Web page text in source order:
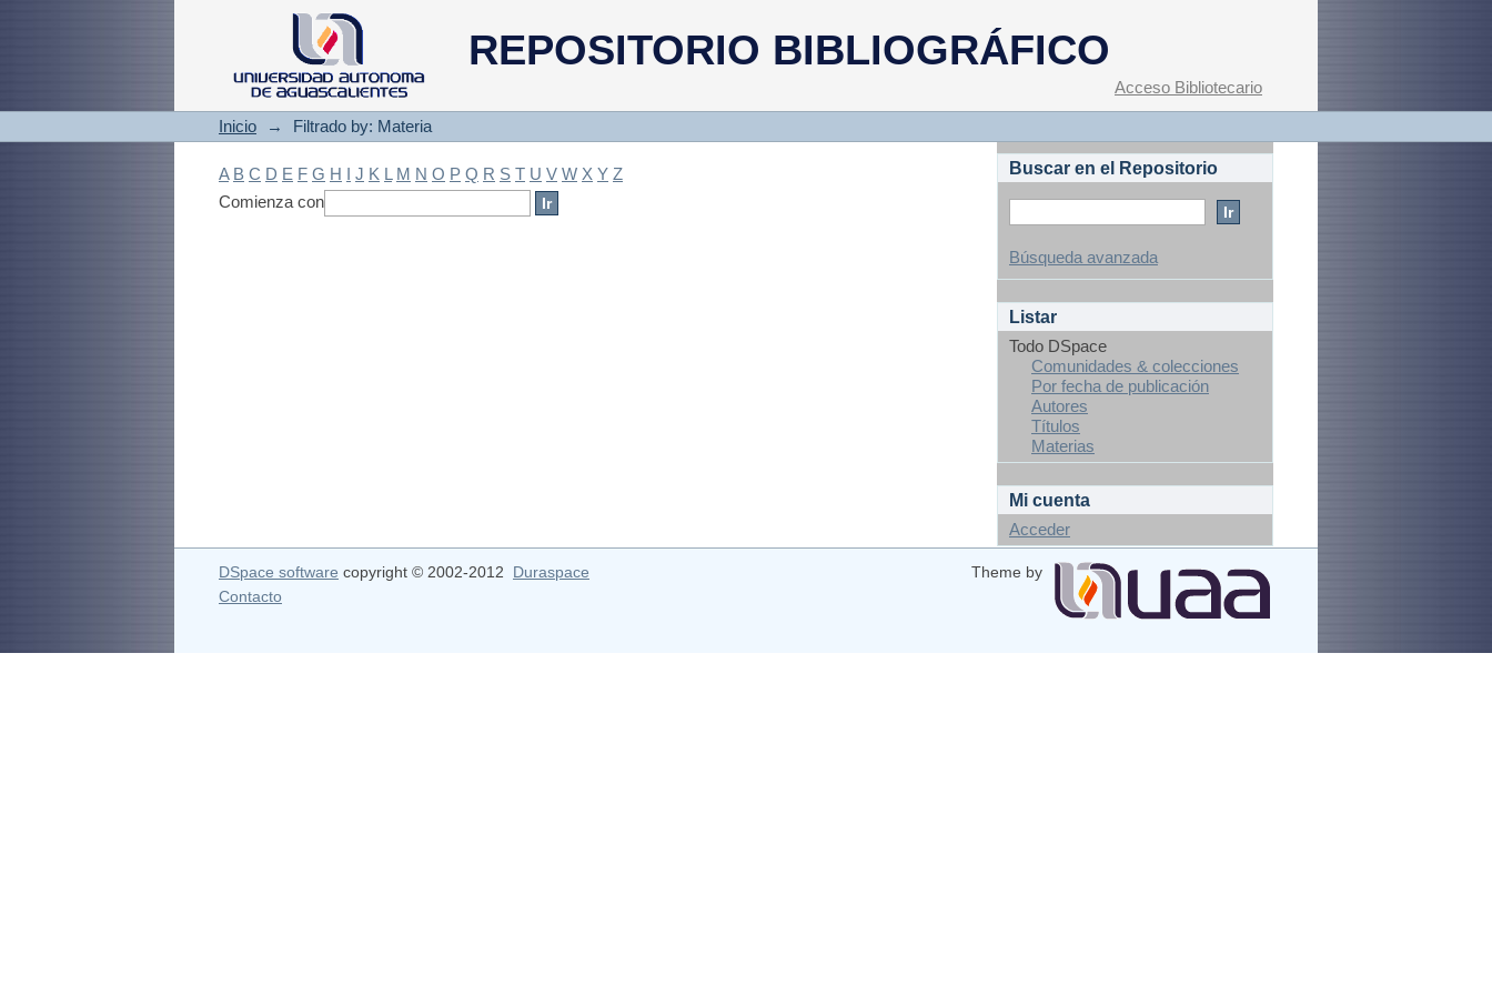
REPOSITORIO BIBLIOGRÁFICO
Filtrado by: Materia
Acceso Bibliotecario
Inicio → Filtrado by: Materia
A B C D E F G H I J K L M N O P Q R S T U V W X Y Z
Comienza con
Buscar en el Repositorio
Búsqueda avanzada
Listar
Todo DSpace
Comunidades & colecciones
Por fecha de publicación
Autores
Títulos
Materias
Mi cuenta
Acceder
DSpace software copyright © 2002-2012 Duraspace
Theme by
Contacto